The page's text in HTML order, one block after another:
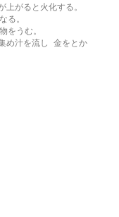
め汁を流し 金をとか